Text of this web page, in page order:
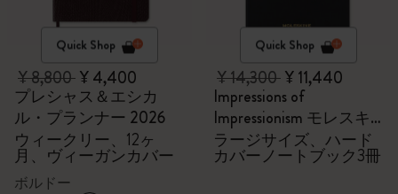
Quick Shop
¥ 8,800¥ 4,400
プレシャス＆エシカ
ル・プランナー 2026
ウィークリー、12ヶ
月、ヴィーガンカバー
ボルドー
Quick Shop
¥ 14,300¥ 11,440
Impressions of
Impressionism モレスキ
ン会員限定の特別セッ
ト - ノートブック
ラージサイズ、ハード
カバーノートブック3冊